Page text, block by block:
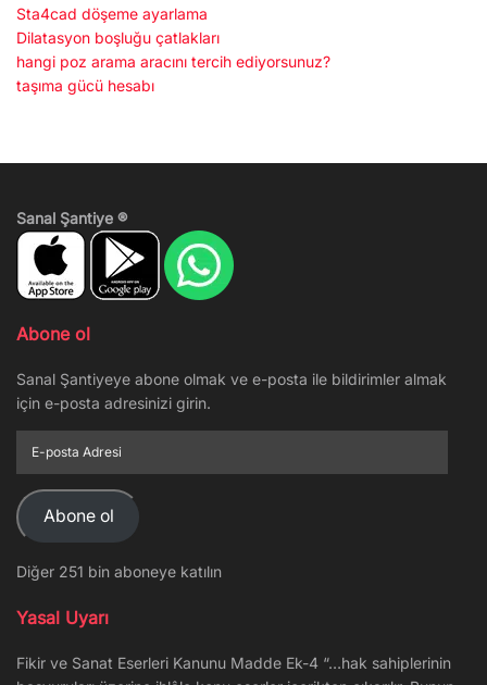
Sta4cad döşeme ayarlama
Dilatasyon boşluğu çatlakları
hangi poz arama aracını tercih ediyorsunuz?
taşıma gücü hesabı
Sanal Şantiye ®
Abone ol
Sanal Şantiyeye abone olmak ve e-posta ile bildirimler almak
için e-posta adresinizi girin.
posta
Adresi
Abone ol
Diğer 251 bin aboneye katılın
Yasal Uyarı
Fikir ve Sanat Eserleri Kanunu Madde Ek-4 “…hak sahiplerinin